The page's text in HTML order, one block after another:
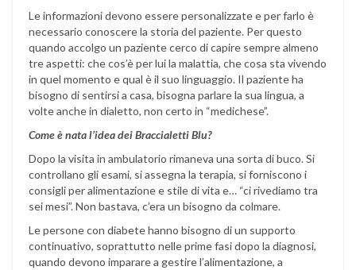
Le informazioni devono essere personalizzate e per farlo è
necessario conoscere la storia del paziente. Per questo
quando accolgo un paziente cerco di capire sempre almeno
tre aspetti: che cos’è per lui la malattia, che cosa sta vivendo
in quel momento e qual è il suo linguaggio. Il paziente ha
bisogno di sentirsi a casa, bisogna parlare la sua lingua, a
volte anche in dialetto, non certo in “medichese”.
Come è nata l’idea dei Braccialetti Blu?
Dopo la visita in ambulatorio rimaneva una sorta di buco. Si
controllano gli esami, si assegna la terapia, si forniscono i
consigli per alimentazione e stile di vita e… “ci rivediamo tra
sei mesi”. Non bastava, c’era un bisogno da colmare.
Le persone con diabete hanno bisogno di un supporto
continuativo, soprattutto nelle prime fasi dopo la diagnosi,
quando devono imparare a gestire l’alimentazione, a